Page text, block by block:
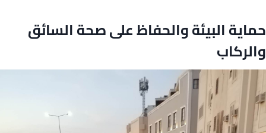
حماية البيئة والحفاظ على صحة السائق
والركاب